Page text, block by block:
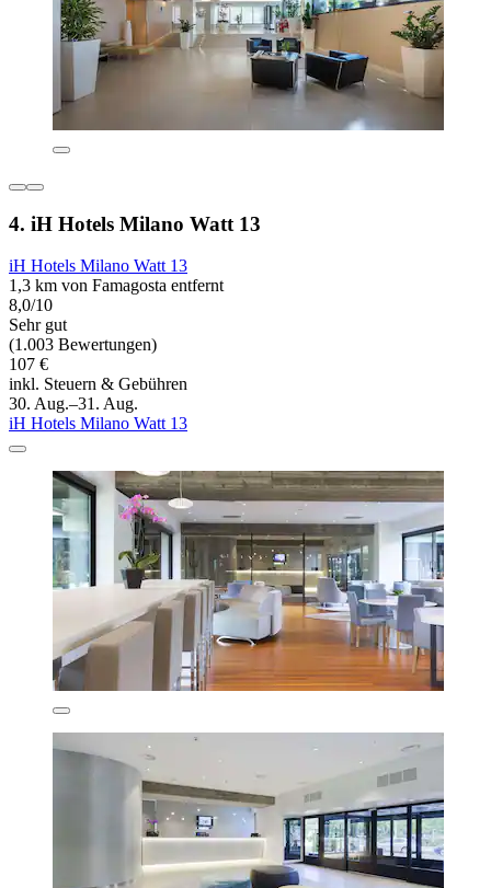
4. iH Hotels Milano Watt 13
iH Hotels Milano Watt 13
1,3 km von Famagosta entfernt
8,0/10
Sehr gut
(1.003 Bewertungen)
107 €
inkl. Steuern & Gebühren
30. Aug.–31. Aug.
iH Hotels Milano Watt 13